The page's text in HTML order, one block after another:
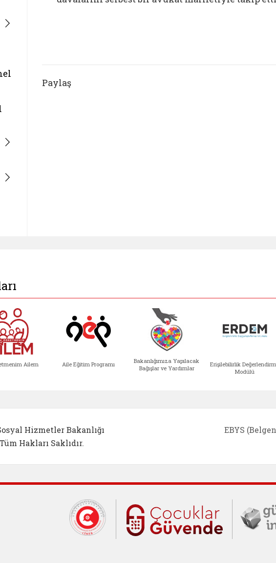
Paylaş
Ailem Aile Eğitim Programı
Bakanlığımıza Yapılacak
Bağışlar ve Yardımlar
Erişilebilirlik
Modülü
Hizmetler Bakanlığı
Hakları Saklıdır.
EBYS
Cumhurbaşkanlığı İletişim Merkezi
Çocuklar